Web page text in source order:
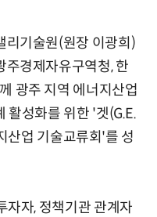
리기술원(원장 이광희)
경제자유구역청, 한
광주 지역 에너지산업
활성화를 위한 '겟(G.E.
산업 기술교류회'를 성
자자, 정책기관 관계자